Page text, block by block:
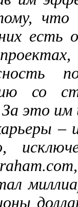
что
есть
со
За это